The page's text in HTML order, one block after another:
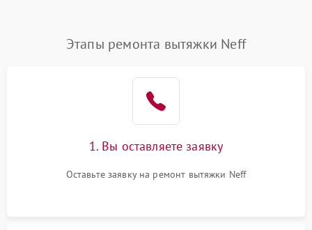
Этапы ремонта вытяжки Neff
1. Вы оставляете заявку
Оставьте заявку на ремонт вытяжки Neff